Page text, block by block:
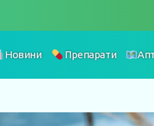
Новини Препарати